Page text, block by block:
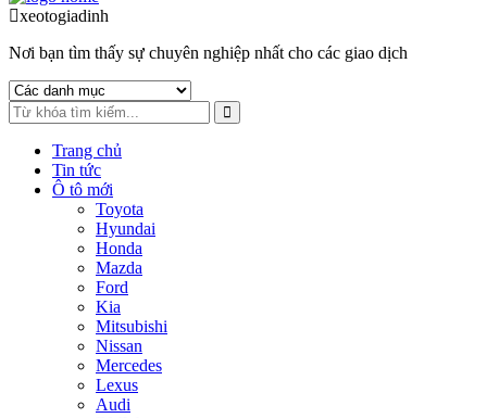
to
toxeotogiadinh
Nơi bạn tìm thấy sự chuyên nghiệp nhất cho các giao dịch
Trang chủ
Tin tức
Ô tô mới
Toyota
Hyundai
Honda
Mazda
Ford
Kia
Mitsubishi
Nissan
Mercedes
Lexus
Audi